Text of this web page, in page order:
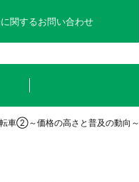
関するお問い合わせ
車②～価格の高さと普及の動向～